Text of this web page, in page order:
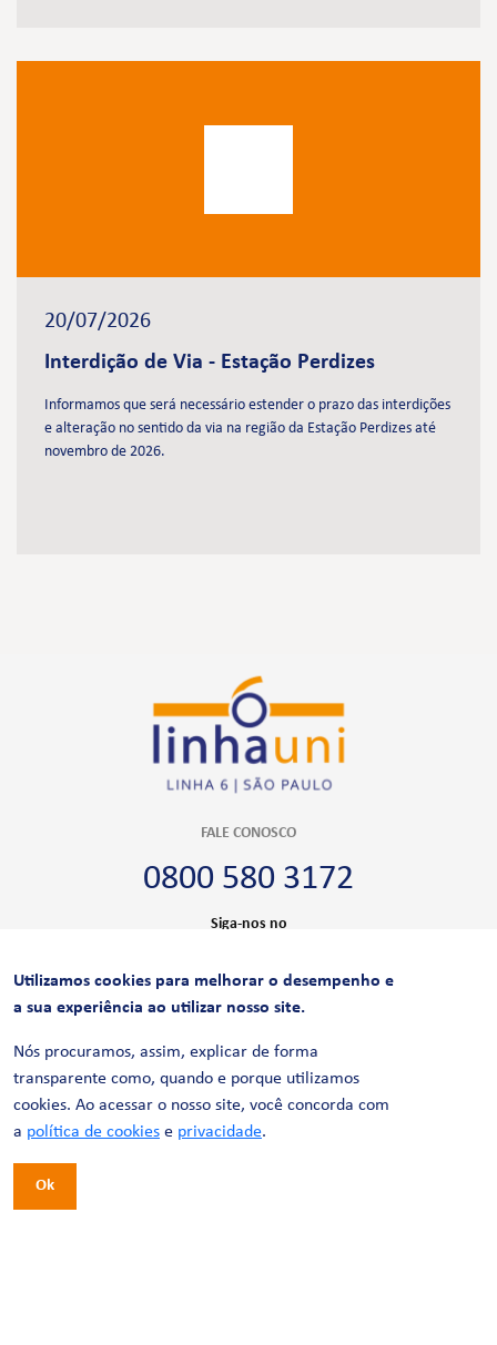
20/07/2026
Interdição de Via - Estação Perdizes
Informamos que será necessário estender o prazo das interdições
e alteração no sentido da via na região da Estação Perdizes até
novembro de 2026.
FALE CONOSCO
0800 580 3172
Siga-nos no
CERTIFICAÇÕES
Utilizamos cookies para melhorar o desempenho e
a sua experiência ao utilizar nosso site.
Nós procuramos, assim, explicar de forma
transparente como, quando e porque utilizamos
cookies. Ao acessar o nosso site, você concorda com
a política de cookies e privacidade.
Ok